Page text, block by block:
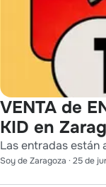
VENTA de
KID en
Las entradas están
Soy de Zaragoza · 25 de